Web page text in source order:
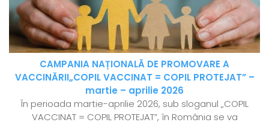
CAMPANIA NAȚIONALĂ DE PROMOVARE A
VACCINĂRII„COPIL VACCINAT = COPIL PROTEJAT” –
martie – aprilie 2026
În perioada martie-aprilie 2026, sub sloganul „COPIL
VACCINAT = COPIL PROTEJAT”, în România se va